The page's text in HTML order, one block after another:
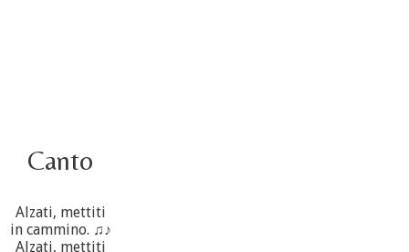
Canto
Alzati, mettiti
in cammino. ♫♪
Alzati, mettiti